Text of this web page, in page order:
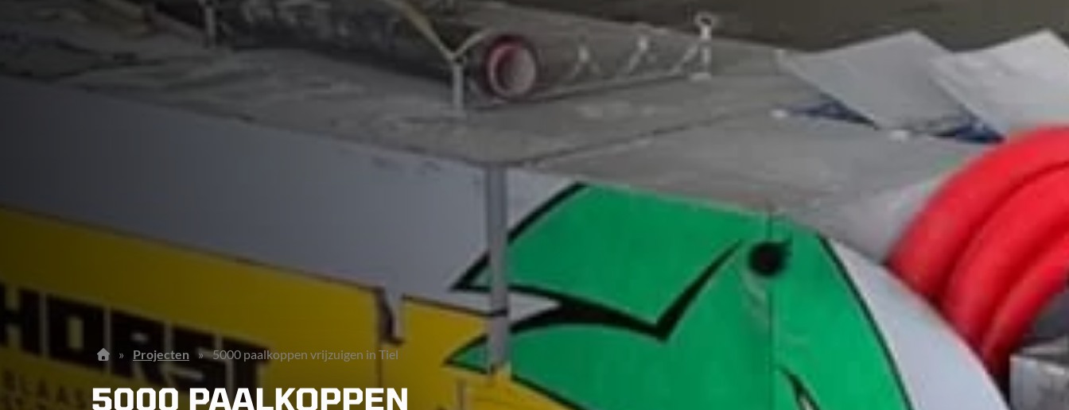
» Projecten » 5000 paalkoppen vrijzuigen in Tiel
5000 PAALKOPPEN